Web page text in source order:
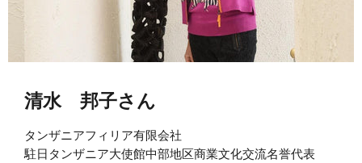
清水 邦子さん
タンザニアフィリア有限会社
駐日タンザニア大使館中部地区商業文化交流名誉代表